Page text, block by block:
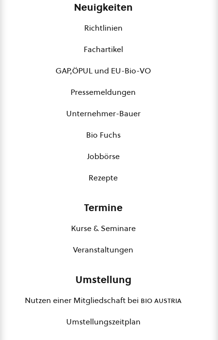
Neuigkeiten
Richtlinien
Fachartikel
GAP,ÖPUL und EU-Bio-VO
Pressemeldungen
Unternehmer-Bauer
Bio Fuchs
Jobbörse
Rezepte
Termine
Kurse & Seminare
Veranstaltungen
Umstellung
Nutzen einer Mitgliedschaft bei bio austria
Umstellungszeitplan